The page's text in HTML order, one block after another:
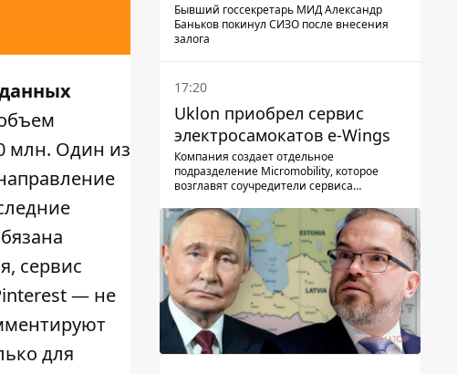
млн. Один из
сервис
— не
для
Бывший госсекретарь МИД Александр
Баньков покинул СИЗО после внесения
залога
17:20
Uklon приобрел сервис
электросамокатов e-Wings
Компания создает отдельное
подразделение Micromobility, которое
возглавят соучредители сервиса